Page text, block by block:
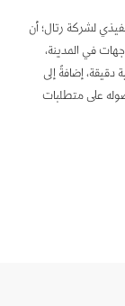
لشركة رتال؛ أن
في المدينة،
دقيقة، إضافةً إلى
على متطلبات